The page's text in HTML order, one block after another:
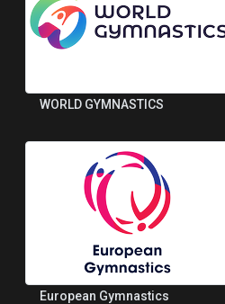
WORLD GYMNASTICS
European Gymnastics